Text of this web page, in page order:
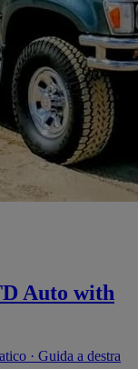
Auto with
· Guida a destra